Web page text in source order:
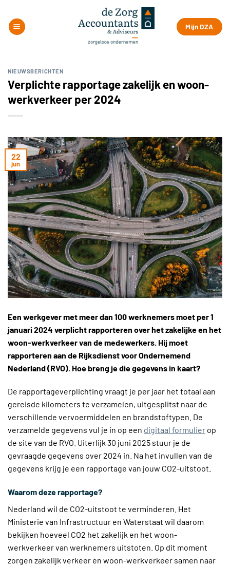
naar
inhoud
Mijn DZA
NIEUWSBERICHTEN
Verplichte rapportage zakelijk en woon-
werkverkeer per 2024
22
jun
Een werkgever met meer dan 100 werknemers moet per 1
januari 2024 verplicht rapporteren over het zakelijke en het
woon-werkverkeer van de medewerkers. Hij moet
rapporteren aan de Rijksdienst voor Ondernemend
Nederland (RVO). Hoe breng je die gegevens in kaart?
De rapportageverplichting vraagt je per jaar het totaal aan
gereisde kilometers te verzamelen, uitgesplitst naar de
verschillende vervoermiddelen en brandstoftypen. De
verzamelde gegevens vul je in op een digitaal formulier op
de site van de RVO. Uiterlijk 30 juni 2025 stuur je de
gevraagde gegevens over 2024 in. Na het invullen van de
gegevens krijg je een rapportage van jouw CO2-uitstoot.
Waarom deze rapportage?
Nederland wil de CO2-uitstoot te verminderen. Het
Ministerie van Infrastructuur en Waterstaat wil daarom
bekijken hoeveel CO2 het zakelijk en het woon-
werkverkeer van werknemers uitstoten. Op dit moment
zorgen zakelijk verkeer en woon-werkverkeer samen naar